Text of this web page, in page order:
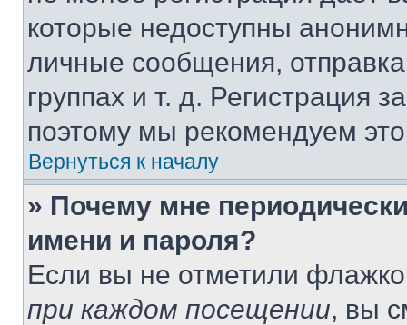
которые недоступны
личные сообщения,
группах и т. д. Регистрация
поэтому мы рекомендуем
Вернуться к началу
» Почему мне
имени и пароля?
Если вы не отметили
при каждом посещении, вы